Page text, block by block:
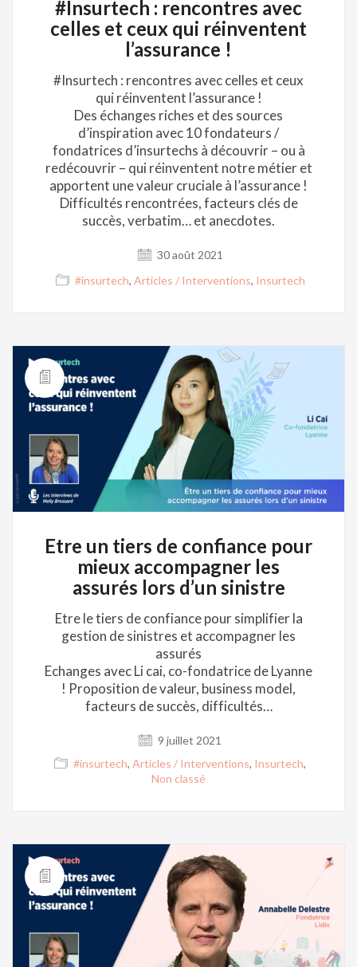
#Insurtech : rencontres avec
celles et ceux qui réinventent
l’assurance !
#Insurtech : rencontres avec celles et ceux
qui réinventent l’assurance !
Des échanges riches et des sources
d’inspiration avec 10 fondateurs /
fondatrices d’insurtechs à découvrir – ou à
redécouvrir – qui réinventent notre métier et
apportent une valeur cruciale à l’assurance !
Difficultés rencontrées, facteurs clés de
succès, verbatim… et anecdotes.
30 août 2021
#insurtech, Articles / Interventions, Insurtech
Etre un tiers de confiance pour
mieux accompagner les
assurés lors d’un sinistre
Etre le tiers de confiance pour simplifier la
gestion de sinistres et accompagner les
assurés
Echanges avec Li cai, co-fondatrice de Lyanne
! Proposition de valeur, business model,
facteurs de succès, difficultés…
9 juillet 2021
#insurtech, Articles / Interventions, Insurtech,
Non classé